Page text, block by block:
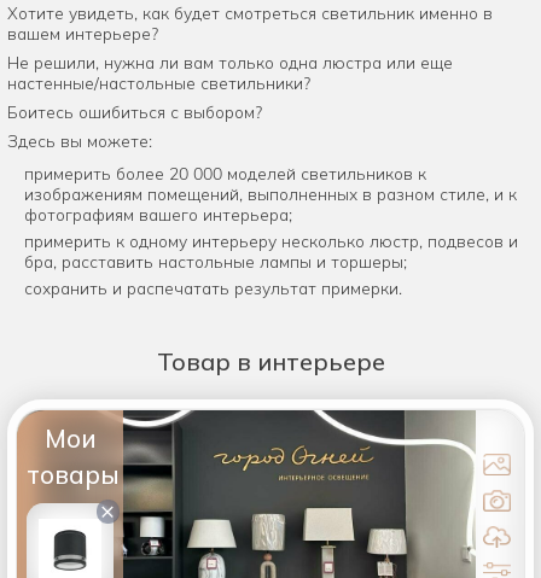
Хотите увидеть, как будет смотреться светильник именно в
вашем интерьере?
Не решили, нужна ли вам только одна люстра или еще
настенные/настольные светильники?
Боитесь ошибиться с выбором?
Здесь вы можете:
примерить более 20 000 моделей светильников к
изображениям помещений, выполненных в разном стиле, и к
фотографиям вашего интерьера;
примерить к одному интерьеру несколько люстр, подвесов и
бра, расставить настольные лампы и торшеры;
сохранить и распечатать результат примерки.
Товар в интерьере
Мои
товары
×